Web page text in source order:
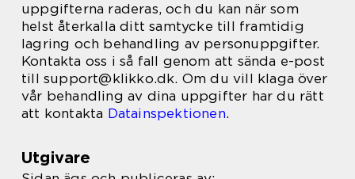
uppgifterna raderas, och du kan när som
helst återkalla ditt samtycke till framtidig
lagring och behandling av personuppgifter.
Kontakta oss i så fall genom att sända e-post
till support@klikko.dk. Om du vill klaga över
vår behandling av dina uppgifter har du rätt
att kontakta Datainspektionen.
Utgivare